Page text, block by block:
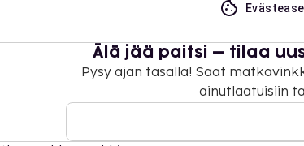
Älä jää paitsi – tilaa
Pysy ajan tasalla! Saat
ainutlaatuisiin